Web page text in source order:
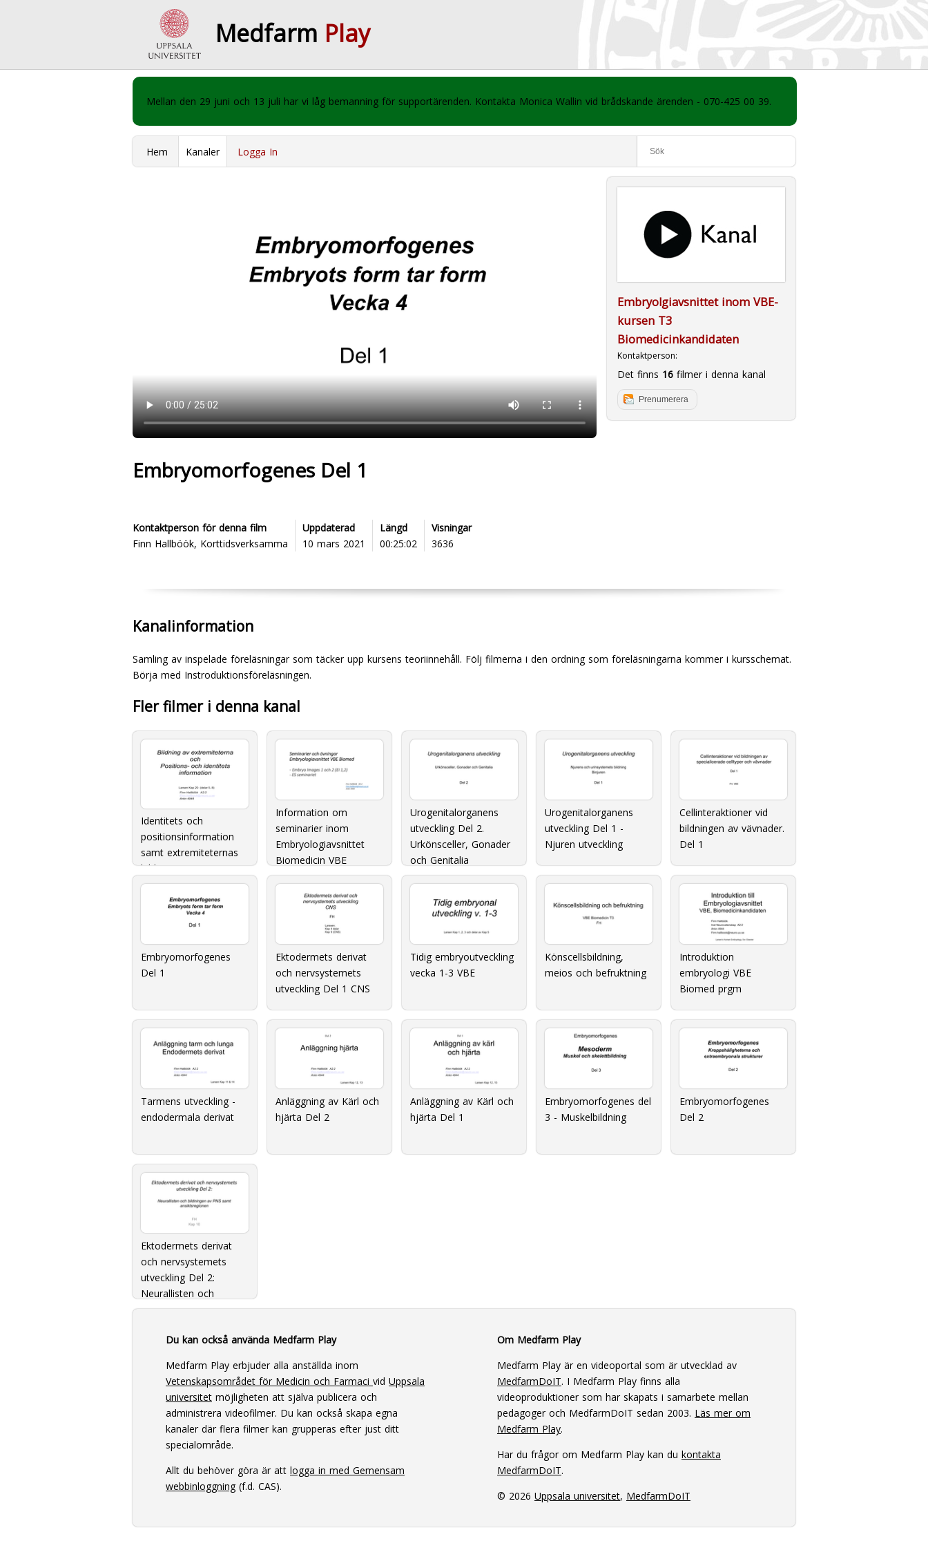
Medfarm Play
Mellan den 29 juni och 13 juli har vi låg bemanning för supportärenden. Kontakta Monica Wallin vid brådskande ärenden - 070-425 00 39.
Hem Kanaler Logga In
Embryolgiavsnittet inom VBE-
kursen T3
Biomedicinkandidaten
Kontaktperson:
Det finns 16filmer i denna kanal
Prenumerera
Embryomorfogenes Del 1
Kontaktperson för denna film
Finn Hallböök, Korttidsverksamma
Uppdaterad
10 mars 2021
Längd
00:25:02
Visningar
3636
Kanalinformation
Samling av inspelade föreläsningar som täcker upp kursens teoriinnehåll. Följ filmerna i den ordning som föreläsningarna kommer i kursschemat.
Börja med Instroduktionsföreläsningen.
Fler filmer i denna kanal
Identitets och
positionsinformation
samt extremiteternas
bildning
Information om
seminarier inom
Embryologiavsnittet
Biomedicin VBE
Urogenitalorganens
utveckling Del 2.
Urkönsceller, Gonader
och Genitalia
Urogenitalorganens
utveckling Del 1 -
Njuren utveckling
Cellinteraktioner vid
bildningen av vävnader.
Del 1
Embryomorfogenes
Del 1
Ektodermets derivat
och nervsystemets
utveckling Del 1 CNS
Tidig embryoutveckling
vecka 1-3 VBE
Könscellsbildning,
meios och befruktning
Introduktion
embryologi VBE
Biomed prgm
Tarmens utveckling -
endodermala derivat
Anläggning av Kärl och
hjärta Del 2
Anläggning av Kärl och
hjärta Del 1
Embryomorfogenes del
3 - Muskelbildning
Embryomorfogenes
Del 2
Ektodermets derivat
och nervsystemets
utveckling Del 2:
Neurallisten och
bildningen av PNS samt
Du kan också använda Medfarm Play
Medfarm Play erbjuder alla anställda inom
Vetenskapsområdet för Medicin och Farmaci vid Uppsala
universitet möjligheten att själva publicera och
administrera videofilmer. Du kan också skapa egna
kanaler där flera filmer kan grupperas efter just ditt
specialområde.
Allt du behöver göra är att logga in med Gemensam
webbinloggning (f.d. CAS).
Om Medfarm Play
Medfarm Play är en videoportal som är utvecklad av
MedfarmDoIT. I Medfarm Play finns alla
videoproduktioner som har skapats i samarbete mellan
pedagoger och MedfarmDoIT sedan 2003. Läs mer om
Medfarm Play.
Har du frågor om Medfarm Play kan du kontakta
MedfarmDoIT.
© 2026 Uppsala universitet, MedfarmDoIT